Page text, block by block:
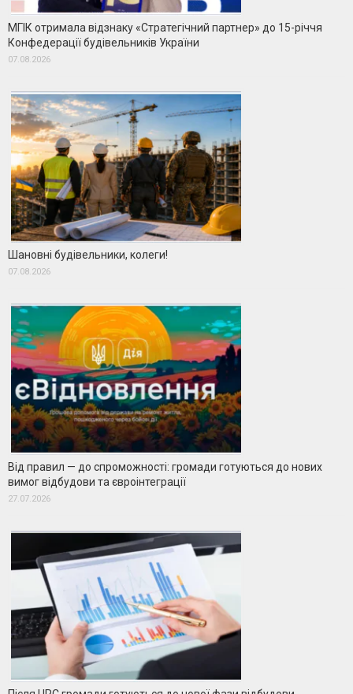
МГІК отримала відзнаку «Стратегічний партнер» до 15-річчя
Конфедерації будівельників України
07.08.2026
Шановні будівельники, колеги!
07.08.2026
Від правил — до спроможності: громади готуються до нових
вимог відбудови та євроінтеграції
27.07.2026